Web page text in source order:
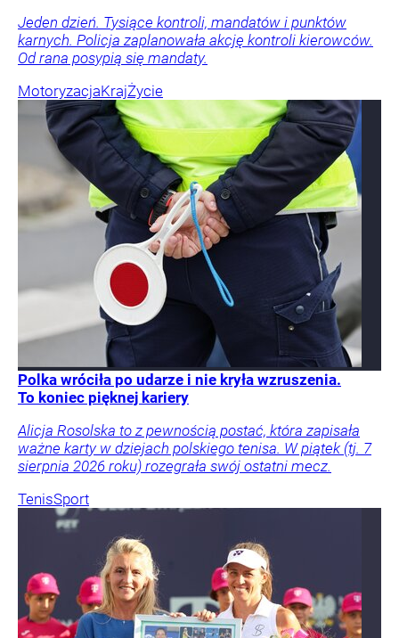
Jeden dzień. Tysiące kontroli, mandatów i punktów
karnych. Policja zaplanowała akcję kontroli kierowców.
Od rana posypią się mandaty.
MotoryzacjaKrajŻycie
Polka wróciła po udarze i nie kryła wzruszenia.
To koniec pięknej kariery
Alicja Rosolska to z pewnością postać, która zapisała
ważne karty w dziejach polskiego tenisa. W piątek (tj. 7
sierpnia 2026 roku) rozegrała swój ostatni mecz.
TenisSport